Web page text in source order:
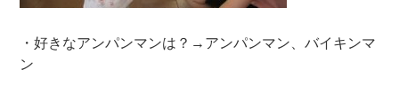
・好きなアンパンマンは？→アンパンマン、バイキンマ
ン